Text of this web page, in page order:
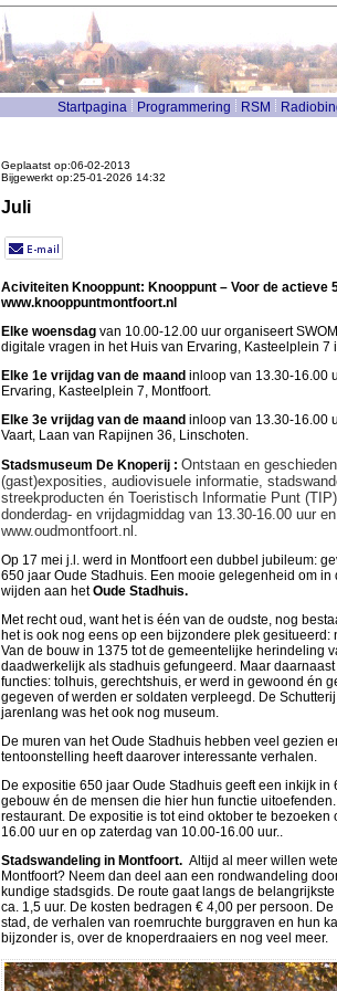
Startpagina Programmering RSM
Geplaatst op:06-02-2013
Bijgewerkt op:25-01-2026 14:32
Juli
Aciviteiten Knooppunt: Knooppunt – Voor de actieve
www.knooppuntmontfoort.nl
Elke woensdag van 10.00-12.00 uur organiseert SWOM
digitale vragen in het Huis van Ervaring, Kasteelplein 7
Elke 1e vrijdag van de maandinloop van 13.30-16.00
Ervaring, Kasteelplein 7, Montfoort.
Elke 3e vrijdag van de maand inloop van 13.30-16.00
Vaart, Laan van Rapijnen 36, Linschoten.
Stadsmuseum De Knoperij : Ontstaan en
(gast)exposities, audiovisuele informatie,
streekproducten én Toeristisch Informatie Punt
donderdag- en vrijdagmiddag van 13.30-16.00 uur
www.oudmontfoort.nl.
Op 17 mei j.l. werd in Montfoort een dubbel jubileum:
650 jaar Oude Stadhuis. Een mooie gelegenheid om in
wijden aan hetOude Stadhuis.
Met recht oud, want het is één van de oudste, nog
het is ook nog eens op een bijzondere plek gesitueerd:
Van de bouw in 1375 tot de gemeentelijke herindeling
daadwerkelijk als stadhuis gefungeerd. Maar
functies: tolhuis, gerechtshuis, er werd in gewoond én
gegeven of werden er soldaten verpleegd. De
jarenlang was het ook nog museum.
De muren van het Oude Stadhuis hebben veel gezien
tentoonstelling heeft daarover interessante verhalen.
De expositie 650 jaar Oude Stadhuis geeft een inkijk
gebouw én de mensen die hier hun functie
restaurant. De expositie is tot eind oktober te
16.00 uur en op zaterdag van 10.00-16.00 uur.
Stadswandeling in Montfoort. Altijd al meer willen
Montfoort? Neem dan deel aan een rondwandeling
kundige stadsgids. De route gaat langs de
ca. 1,5 uur. De kosten bedragen € 4,00 per persoon.
stad, de verhalen van roemruchte burggraven en hun
bijzonder is, over de knoperdraaiers en nog veel meer.